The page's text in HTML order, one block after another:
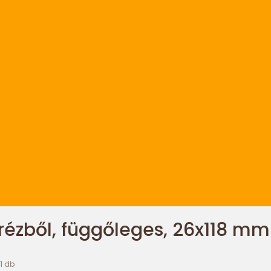
függőleges, 26x118
db